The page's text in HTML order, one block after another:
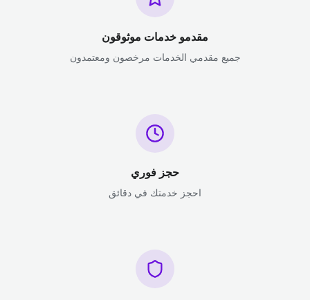
مقدمو خدمات موثوقون
جميع مقدمي الخدمات مرخصون ومعتمدون
حجز فوري
احجز خدمتك في دقائق